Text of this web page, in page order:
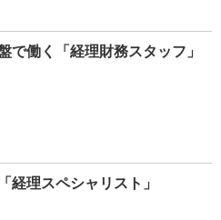
で働く「経理財務スタッフ」
経理スペシャリスト」